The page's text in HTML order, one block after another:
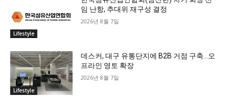
Lifestyle
임 난항, 추대위 재구성 결정
2026년 8월 7일
Lifestyle
데스커, 대구 유통단지에 B2B 거점 구축…오
프라인 영토 확장
2026년 8월 7일